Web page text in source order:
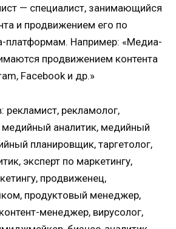
— специалист, занимающийся
и продвижением его по
платформам. Например: «Медиа-
продвижением контента
Facebook и др.»
рекламист, рекламолог,
медийный аналитик, медийный
планировщик, таргетолог,
эксперт по маркетингу,
продвиженец,
продуктовый менеджер,
менеджер, вирусолог,